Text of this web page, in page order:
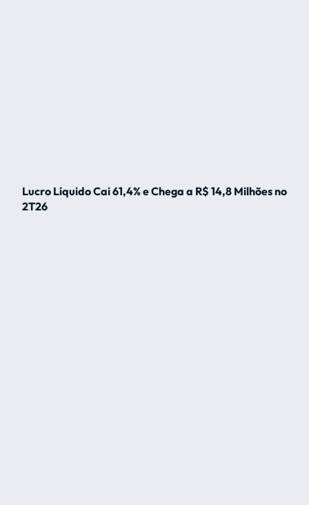
Lucro Líquido Cai 61,4% e Chega a R$ 14,8 Milhões no
2T26